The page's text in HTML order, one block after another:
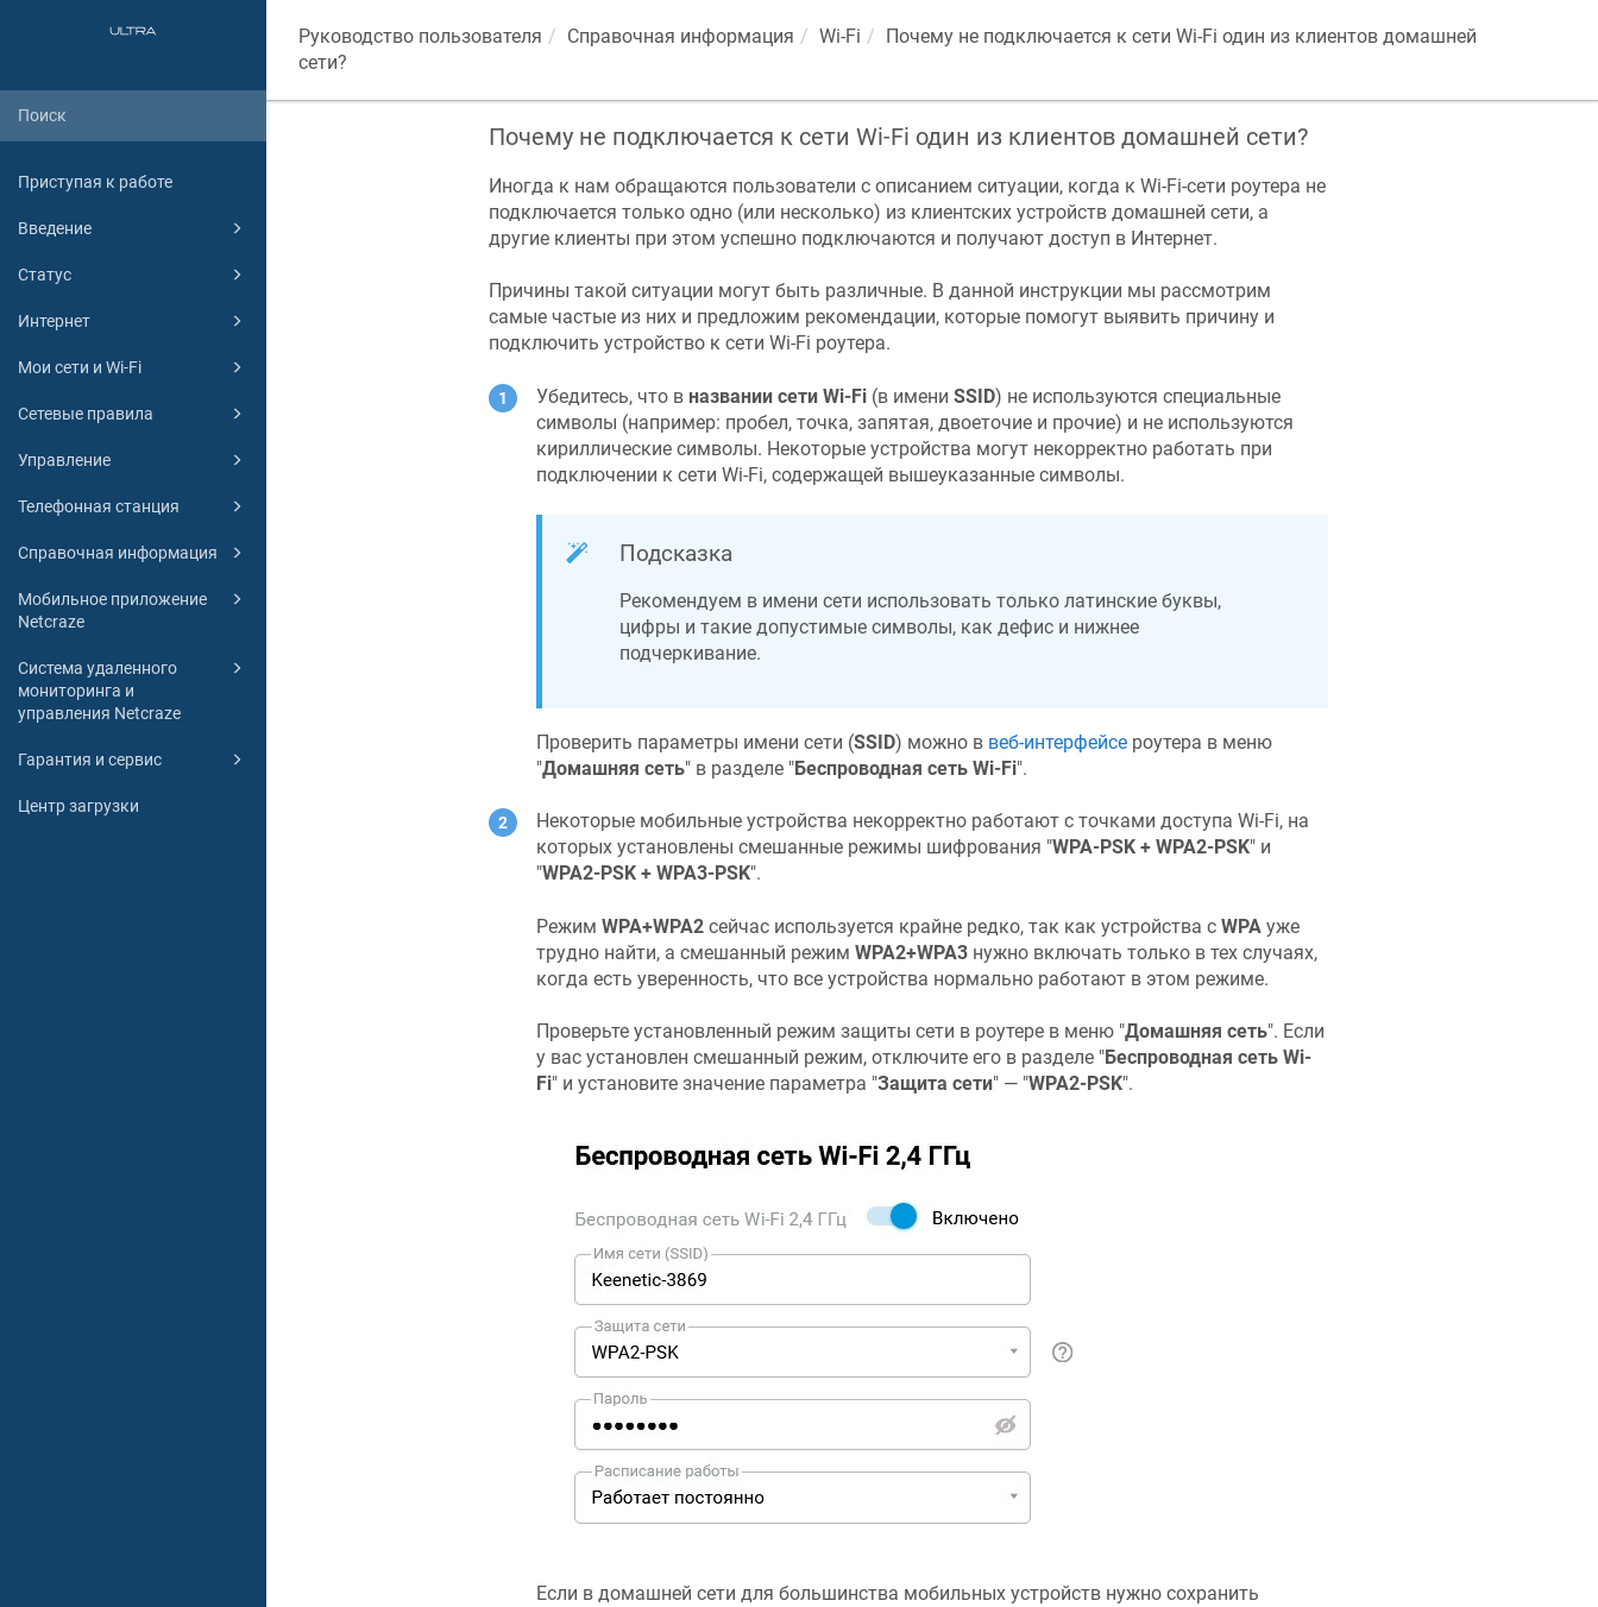
Приступая к работе
Введение
Статус
Интернет
Мои сети и Wi-Fi
Сетевые правила
Управление
Телефонная станция
Справочная информация
Мобильное приложение
Netcraze
Система удаленного
мониторинга и
управления Netcraze
Гарантия и сервис
Центр загрузки
Руководство пользователя Справочная информация Wi-Fi
Почему не подключается к сети Wi-Fi один из клиентов домашней
сети?
Почему не подключается к сети Wi-Fi один из клиентов домашней сети?
Иногда к нам обращаются пользователи с описанием ситуации, когда к Wi-Fi-сети роутера не
подключается только одно (или несколько) из клиентских устройств домашней сети, а
другие клиенты при этом успешно подключаются и получают доступ в Интернет.
Причины такой ситуации могут быть различные. В данной инструкции мы рассмотрим
самые частые из них и предложим рекомендации, которые помогут выявить причину и
подключить устройство к сети Wi-Fi роутера.
Убедитесь, что в названии сети Wi-Fi(в имени SSID) не используются специальные
символы (например: пробел, точка, запятая, двоеточие и прочие) и не используются
кириллические символы. Некоторые устройства могут некорректно работать при
подключении к сети Wi-Fi, содержащей вышеуказанные символы.
Подсказка
Рекомендуем в имени сети использовать только латинские буквы,
цифры и такие допустимые символы, как дефис и нижнее
подчеркивание.
Проверить параметры имени сети (SSID) можно в веб-интерфейсероутера в меню
"Домашняя сеть" в разделе "Беспроводная сеть Wi-Fi".
Некоторые мобильные устройства некорректно работают с точками доступа Wi-Fi, на
которых установлены смешанные режимы шифрования "WPA-PSK + WPA2-PSK" и
"WPA2-PSK + WPA3-PSK".
Режим WPA+WPA2сейчас используется крайне редко, так как устройства с WPAуже
трудно найти, а смешанный режим WPA2+WPA3нужно включать только в тех случаях,
когда есть уверенность, что все устройства нормально работают в этом режиме.
Проверьте установленный режим защиты сети в роутере в меню "Домашняя сеть". Если
у вас установлен смешанный режим, отключите его в разделе "Беспроводная сеть Wi-
Fi" и установите значение параметра "Защита сети" — "WPA2-PSK".
Если в домашней сети для большинства мобильных устройств нужно сохранить